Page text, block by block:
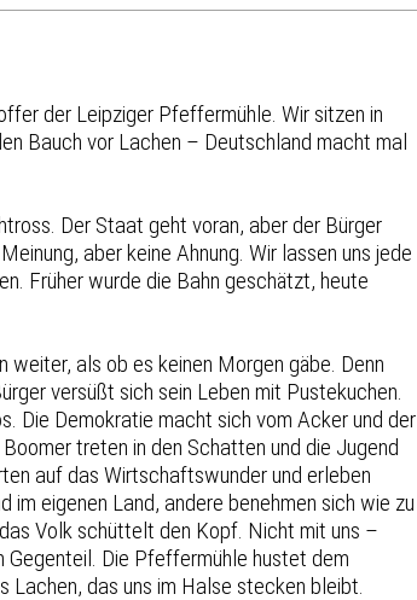
der Leipziger Pfeffermühle. Wir sitzen in
Bauch vor Lachen – Deutschland macht mal
Der Staat geht voran, aber der Bürger
aber keine Ahnung. Wir lassen uns jede
Früher wurde die Bahn geschätzt, heute
weiter, als ob es keinen Morgen gäbe. Denn
versüßt sich sein Leben mit Pustekuchen.
Die Demokratie macht sich vom Acker und der
treten in den Schatten und die Jugend
auf das Wirtschaftswunder und erleben
eigenen Land, andere benehmen sich wie zu
Volk schüttelt den Kopf. Nicht mit uns –
Gegenteil. Die Pfeffermühle hustet dem
das uns im Halse stecken bleibt.